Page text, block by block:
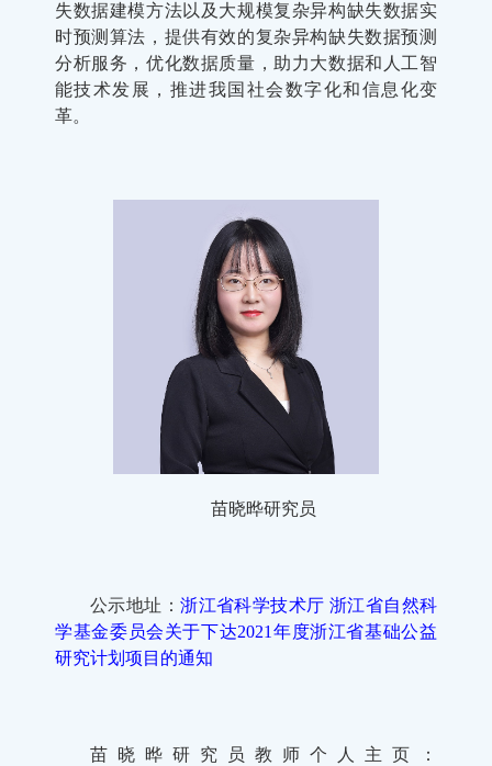
失数据建模方法以及大规模复杂异构缺失数据实
时预测算法，提供有效的复杂异构缺失数据预测
分析服务，优化数据质量，助力大数据和人工智
能技术发展，推进我国社会数字化和信息化变
革。
苗晓晔研究员
公示地址：浙江省科学技术厅 浙江省自然科
学基金委员会关于下达2021年度浙江省基础公益
研究计划项目的通知
苗晓晔研究员教师个人主页：